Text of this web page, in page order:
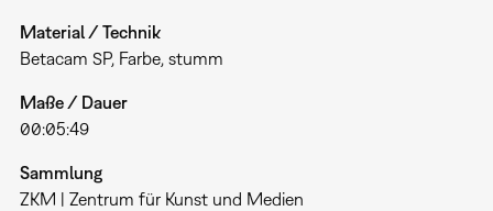
Material / Technik
Betacam SP, Farbe, stumm
Maße / Dauer
00:05:49
Sammlung
ZKM | Zentrum für Kunst und Medien